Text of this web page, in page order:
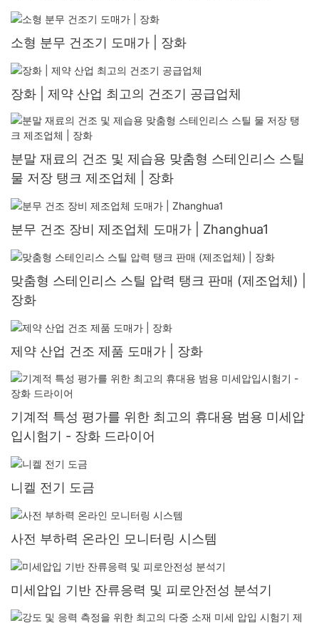
소형 분무 건조기 도매가 | 장화
장화 | 제약 산업 최고의 건조기 공급업체
분말 재료의 건조 및 제습용 맞춤형 스테인리스 스틸
물 저장 탱크 제조업체 | 장화
분무 건조 장비 제조업체 도매가 | Zhanghua1
맞춤형 스테인리스 스틸 압력 탱크 판매 (제조업체) |
장화
제약 산업 건조 제품 도매가 | 장화
기계적 특성 평가를 위한 최고의 휴대용 범용 미세압
입시험기 - 장화 드라이어
니켈 전기 도금
사전 부하력 온라인 모니터링 시스템
미세압입 기반 잔류응력 및 피로안전성 분석기